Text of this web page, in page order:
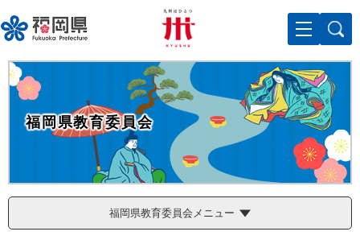
ー
ジ
の
先
メニューを飛ばして本文へ
福岡県教育委員会
福岡県教育委員会メニュー